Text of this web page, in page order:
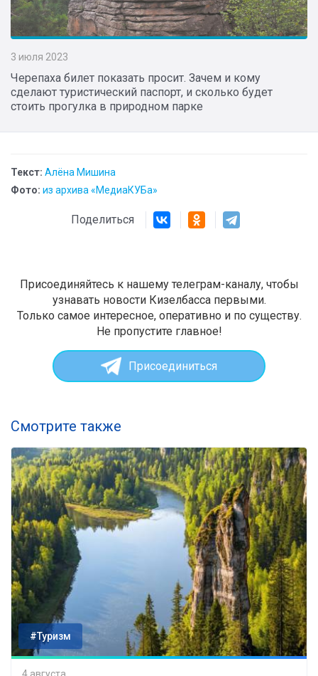
3 июля 2023
Черепаха билет показать просит. Зачем и кому
сделают туристический паспорт, и сколько будет
стоить прогулка в природном парке
Текст: Алёна Мишина
Фото: из архива «МедиаКУБа»
Поделиться
Присоединяйтесь к нашему телеграм-каналу, чтобы
узнавать новости Кизелбасса первыми.
Только самое интересное, оперативно и по существу.
Не пропустите главное!
Присоединиться
Смотрите также
#Туризм
4 августа